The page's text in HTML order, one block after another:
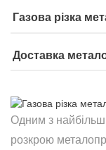
Газова різка
Доставка
Одним з найбільш
розкрою